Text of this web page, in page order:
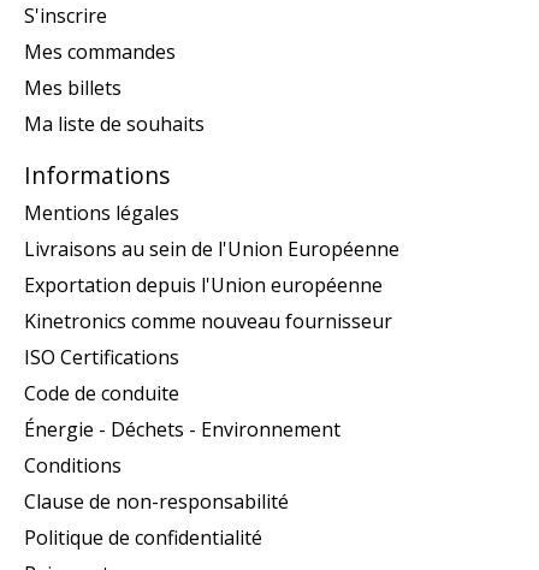
S'inscrire
Mes commandes
Mes billets
Ma liste de souhaits
Informations
Mentions légales
Livraisons au sein de l'Union Européenne
Exportation depuis l'Union européenne
Kinetronics comme nouveau fournisseur
ISO Certifications
Code de conduite
Énergie - Déchets - Environnement
Conditions
Clause de non-responsabilité
Politique de confidentialité